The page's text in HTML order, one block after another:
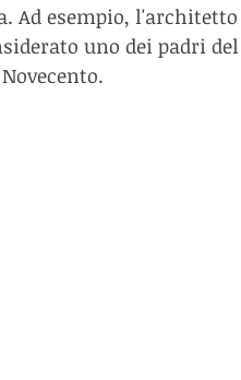
Ad esempio, l'architetto
uno dei padri del